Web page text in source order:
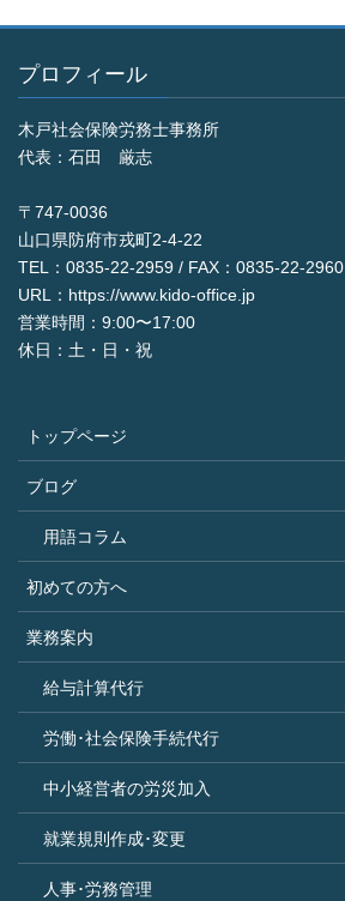
プロフィール
木戸社会保険労務士事務所
代表：石田 厳志
〒747-0036
山口県防府市戎町2-4-22
TEL：0835-22-2959 / FAX：0835-22-2960
URL：https://www.kido-office.jp
営業時間：9:00〜17:00
休日：土・日・祝
トップページ
ブログ
用語コラム
初めての方へ
業務案内
給与計算代行
労働･社会保険手続代行
中小経営者の労災加入
就業規則作成･変更
人事･労務管理